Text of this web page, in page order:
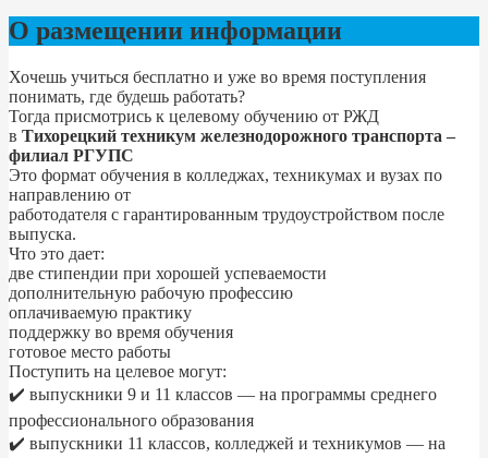
О размещении информации
Хочешь учиться бесплатно и уже во время поступления
понимать, где будешь работать?
Тогда присмотрись к целевому обучению от РЖД
в Тихорецкий техникум железнодорожного транспорта –
филиал РГУПС
Это формат обучения в колледжах, техникумах и вузах по
направлению от
работодателя с гарантированным трудоустройством после
выпуска.
Что это дает:
две стипендии при хорошей успеваемости
дополнительную рабочую профессию
оплачиваемую практику
поддержку во время обучения
готовое место работы
Поступить на целевое могут:
✔️ выпускники 9 и 11 классов — на программы среднего
профессионального образования
✔️ выпускники 11 классов, колледжей и техникумов — на